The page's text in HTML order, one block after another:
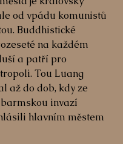
od vpádu komunistů
Buddhistické
na každém
a patří pro
Tou Luang
až do dob, kdy ze
invazí
hlavním městem